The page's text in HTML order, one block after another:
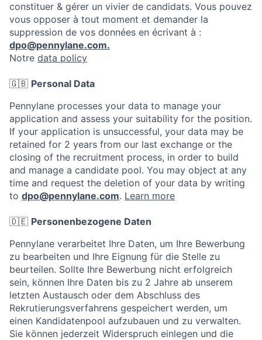
constituer & gérer un vivier de candidats. Vous pouvez
vous opposer à tout moment et demander la
suppression de vos données en écrivant à :
dpo@pennylane.com.
Notre data policy
🇬🇧 Personal Data
Pennylane processes your data to manage your
application and assess your suitability for the position.
If your application is unsuccessful, your data may be
retained for 2 years from our last exchange or the
closing of the recruitment process, in order to build
and manage a candidate pool. You may object at any
time and request the deletion of your data by writing
to dpo@pennylane.com. Learn more
🇩🇪 Personenbezogene Daten
Pennylane verarbeitet Ihre Daten, um Ihre Bewerbung
zu bearbeiten und Ihre Eignung für die Stelle zu
beurteilen. Sollte Ihre Bewerbung nicht erfolgreich
sein, können Ihre Daten bis zu 2 Jahre ab unserem
letzten Austausch oder dem Abschluss des
Rekrutierungsverfahrens gespeichert werden, um
einen Kandidatenpool aufzubauen und zu verwalten.
Sie können jederzeit Widerspruch einlegen und die